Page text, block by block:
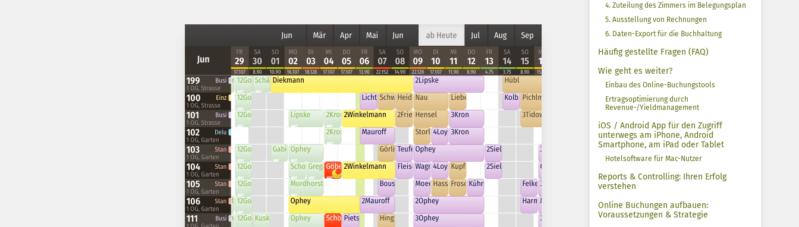
4. Zuteilung des Zimmers im Belegungsplan
5. Ausstellung von Rechnungen
6. Daten-Export für die Buchhaltung
Häufig gestellte Fragen (FAQ)
Wie geht es weiter?
Einbau des Online-Buchungstools
Ertragsoptimierung durch
Revenue-/Yieldmanagement
iOS / Android App für den Zugriff
unterwegs am iPhone, Android
Smartphone, am iPad oder Tablet
Hotelsoftware für Mac-Nutzer
Reports & Controlling: Ihren Erfolg
verstehen
Online Buchungen aufbauen:
Voraussetzungen & Strategie